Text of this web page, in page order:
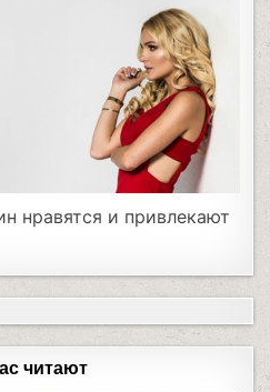
нравятся и привлекают
читают